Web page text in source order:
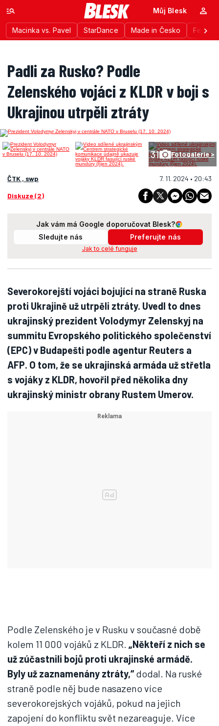
Macinka vs. Pavel StarDance Made in Česko
Můj Blesk
Padli za Rusko? Podle
Zelenského vojáci z KLDR v boji s
Ukrajinou utrpěli ztráty
31 Fotogalerie >
ČTK , swp 7. 11. 2024 • 20:43
Diskuze (2)
Jak vám má Google doporučovat Blesk?
Sledujte nás
Preferujte nás
Jak to celé funguje
Severokorejští vojáci bojující na straně Ruska
proti Ukrajině už utrpěli ztráty. Uvedl to dnes
ukrajinský prezident Volodymyr Zelenskyj na
summitu Evropského politického společenství
(EPC) v Budapešti podle agentur Reuters a
AFP. O tom, že se ukrajinská armáda už střetla
s vojáky z KLDR, hovořil před několika dny
ukrajinský ministr obrany Rustem Umerov.
Podle Zelenského je v Rusku v současné době
kolem 11 000 vojáků z KLDR. „Někteří z nich se
už zúčastnili bojů proti ukrajinské armádě.
Byly už zaznamenány ztráty,“dodal. Na ruské
straně podle něj bude nasazeno více
severokorejských vojáků, pokud na jejich
zapojení do konfliktu svět nezareaguje. Více